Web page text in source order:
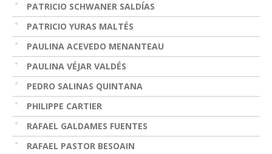
PATRICIO SCHWANER SALDÍAS
PATRICIO YURAS MALTÉS
PAULINA ACEVEDO MENANTEAU
PAULINA VÉJAR VALDÉS
PEDRO SALINAS QUINTANA
PHILIPPE CARTIER
RAFAEL GALDAMES FUENTES
RAFAEL PASTOR BESOAIN